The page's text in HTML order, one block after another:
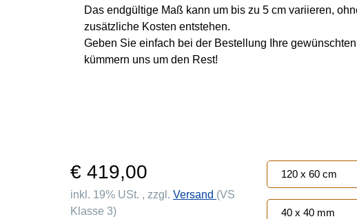
Das endgültige Maß kann um bis zu 5 cm variieren,
zusätzliche Kosten entstehen.
Geben Sie einfach bei der Bestellung Ihre
kümmern uns um den Rest!
€ 419,00
inkl. 19% USt. , zzgl. Versand (VS
Klasse 3)
120 x 60 cm
40 x 40 mm